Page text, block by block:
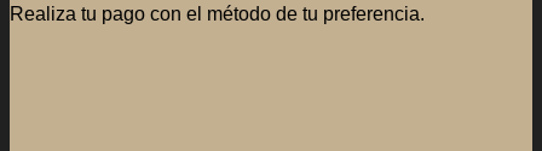
Copyright 2026 ©BIOPACHA PERÚ